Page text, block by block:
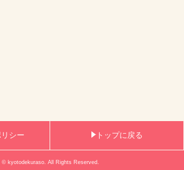
シー トップに戻る
© kyotodekuraso. All Rights Reserved.